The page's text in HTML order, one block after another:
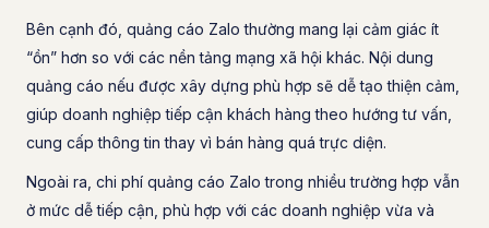
Bên cạnh đó, quảng cáo Zalo thường mang lại cảm giác ít
“ồn” hơn so với các nền tảng mạng xã hội khác. Nội dung
quảng cáo nếu được xây dựng phù hợp sẽ dễ tạo thiện cảm,
giúp doanh nghiệp tiếp cận khách hàng theo hướng tư vấn,
cung cấp thông tin thay vì bán hàng quá trực diện.
Ngoài ra, chi phí quảng cáo Zalo trong nhiều trường hợp vẫn
ở mức dễ tiếp cận, phù hợp với các doanh nghiệp vừa và